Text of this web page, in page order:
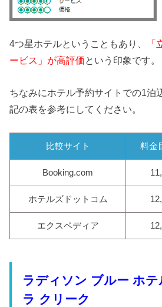
4つ星ホテルということもあり、
ービス」が高評価という印象です。
ちなみにホテル予約サイトでの1泊
記の表を参考にしてください。
比較サイト 料金
Booking.com
ホテルズドットコム
エクスペディア
ラディソン ブルー ホ
ラ クリーク